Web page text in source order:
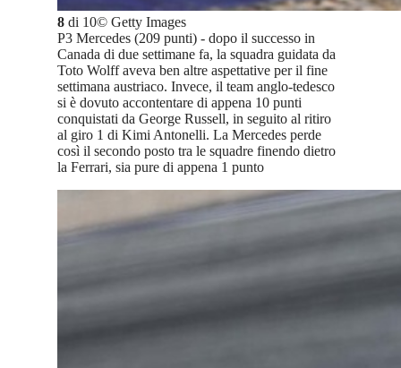
8 di 10© Getty Images
P3 Mercedes (209 punti) - dopo il successo in
Canada di due settimane fa, la squadra guidata da
Toto Wolff aveva ben altre aspettative per il fine
settimana austriaco. Invece, il team anglo-tedesco
si è dovuto accontentare di appena 10 punti
conquistati da George Russell, in seguito al ritiro
al giro 1 di Kimi Antonelli. La Mercedes perde
così il secondo posto tra le squadre finendo dietro
la Ferrari, sia pure di appena 1 punto